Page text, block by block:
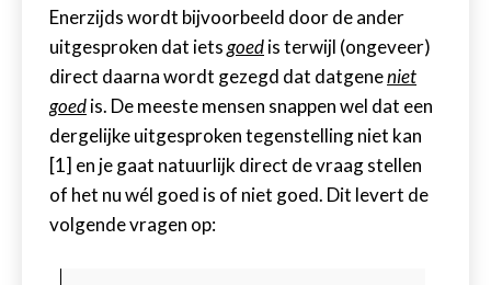
Enerzijds wordt bijvoorbeeld door de ander
uitgesproken dat ietsgoedis terwijl (ongeveer)
direct daarna wordt gezegd dat datgeneniet
goedis. De meeste mensen snappen wel dat een
dergelijke uitgesproken tegenstelling niet kan
[1] en je gaat natuurlijk direct de vraag stellen
of het nu wél goed is of niet goed. Dit levert de
volgende vragen op: